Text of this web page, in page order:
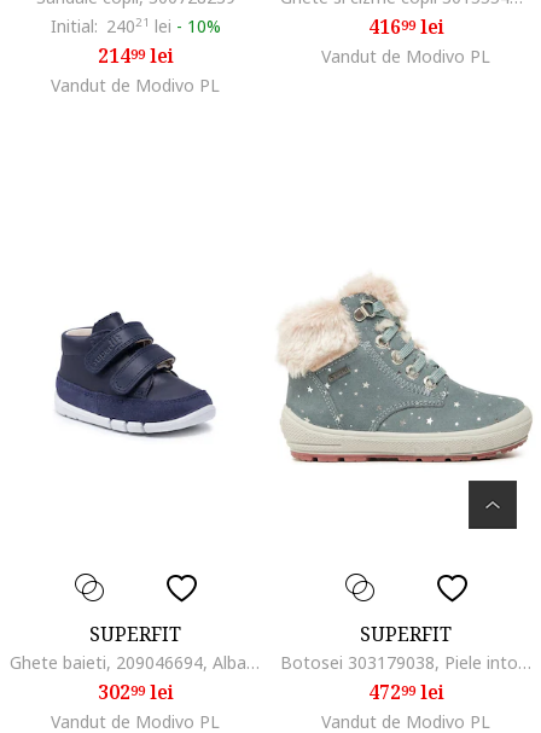
Initial: 24021 lei - 10%
21499lei
Vandut de Modivo PL
41699lei
Vandut de Modivo PL
SUPERFIT
Ghete baieti, 209046694, Albastru, Piele naturala, Albastru
30299lei
Vandut de Modivo PL
SUPERFIT
Botosei 303179038, Piele intoarsa/Textil, Verde
47299lei
Vandut de Modivo PL